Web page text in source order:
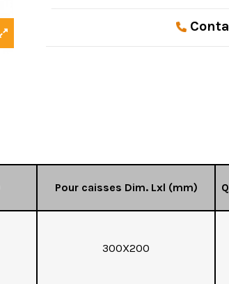
Pour caisses Dim. Lxl (mm)
300X200